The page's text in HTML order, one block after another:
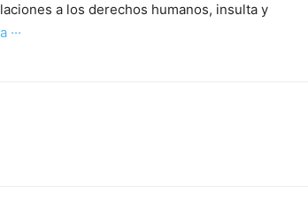
a los derechos humanos, insulta y